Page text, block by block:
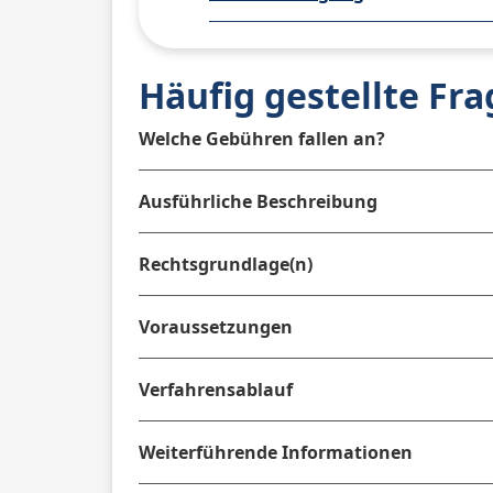
Häufig gestellte
Welche Gebühren fallen an?
Ausführliche Beschreibung
Rechtsgrundlage(n)
Voraussetzungen
Verfahrensablauf
Weiterführende Informationen